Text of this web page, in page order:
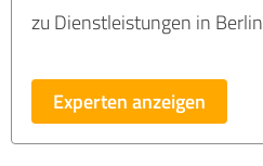
zu Dienstleistungen in Berlin
Experten anzeigen